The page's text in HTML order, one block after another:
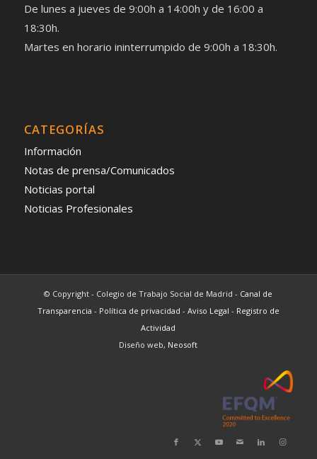
De lunes a jueves de 9:00h a 14:00h y de 16:00 a
18:30h.
Martes en horario ininterrumpido de 9:00h a 18:30h.
CATEGORÍAS
Información
Notas de prensa/Comunicados
Noticias portal
Noticias Profesionales
© Copyright - Colegio de Trabajo Social de Madrid - Canal de
Transparencia - Política de privacidad - Aviso Legal - Registro de
Actividad
Diseño web, Neosoft